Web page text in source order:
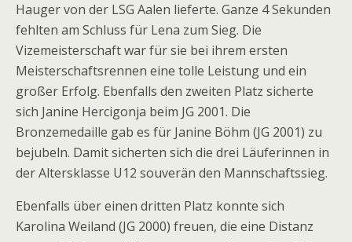
Hauger von der LSG Aalen lieferte. Ganze 4 Sekunden
fehlten am Schluss für Lena zum Sieg. Die
Vizemeisterschaft war für sie bei ihrem ersten
Meisterschaftsrennen eine tolle Leistung und ein
großer Erfolg. Ebenfalls den zweiten Platz sicherte
sich Janine Hercigonja beim JG 2001. Die
Bronzemedaille gab es für Janine Böhm (JG 2001) zu
bejubeln. Damit sicherten sich die drei Läuferinnen in
der Altersklasse U12 souverän den Mannschaftssieg.
Ebenfalls über einen dritten Platz konnte sich
Karolina Weiland (JG 2000) freuen, die eine Distanz